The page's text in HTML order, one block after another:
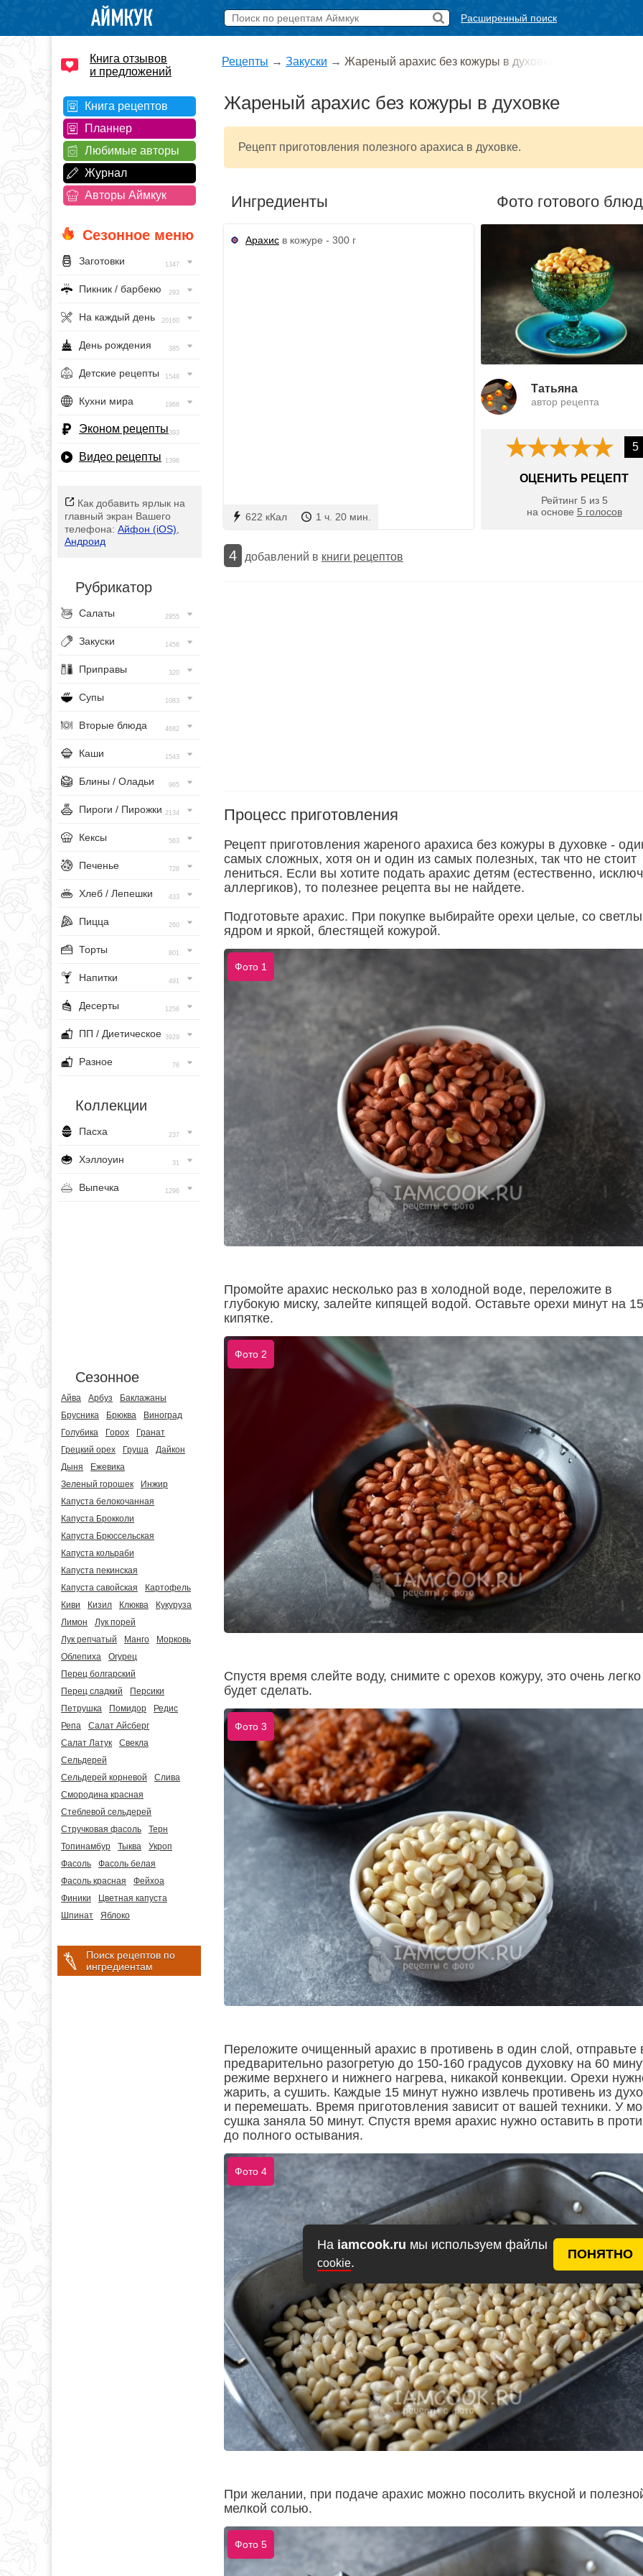
На iamcook.ru мы используем файлы
cookie.
ПОНЯТНО
Расширенный поиск
Книга отзывов
и предложений
Книга рецептов
Планнер
Любимые авторы
Журнал
Авторы Аймкук
Сезонное меню
Заготовки 1347
Пикник / барбекю 293
На каждый день 20160
День рождения 385
Детские рецепты 1548
Кухни мира 1968
Эконом рецепты393
Видео рецепты 1396
Как добавить ярлык на
главный экран Вашего
телефона: Айфон (iOS)
Андроид
Рубрикатор
Салаты 2955
Закуски 1456
Приправы 320
Супы 1083
Вторые блюда 4682
Каши 1543
Блины / Оладьи 965
Пироги / Пирожки 2134
Кексы 563
Печенье 728
Хлеб / Лепешки 433
Пицца 260
Торты 801
Напитки 491
Десерты 1256
ПП / Диетическое 3929
Разное 76
Коллекции
Пасха 237
Хэллоуин 31
Выпечка 1296
Сезонное
Айва Арбуз
Баклажаны
Брусника
Брюква
Виноград
Голубика
Горох
Гранат
Грецкий орех
Груша
Дайкон
Дыня
Ежевика
Зеленый горошек
Инжир
Капуста белокочанная
Капуста Брокколи
Капуста Брюссельская
Капуста кольраби
Капуста пекинская
Капуста савойская
Картофель
Киви
Кизил Клюква
Кукуруза
Лимон
Лук порей
Лук репчатый
Манго
Морковь
Облепиха
Огурец
Перец болгарский
Перец сладкий
Персики
Петрушка
Помидор
Редис
Репа
Салат Айсберг
Салат Латук
Свекла
Сельдерей
Сельдерей корневой
Слива
Смородина красная
Стеблевой сельдерей
Стручковая фасоль
Терн
Топинамбур
Тыква
Укроп
Фасоль
Фасоль белая
Фасоль красная
Фейхоа
Финики
Цветная капуста
Шпинат
Яблоко
Поиск рецептов по
ингредиентам
Рецепты → Закуски → Жареный арахис без кожуры в духовке
Жареный арахис без кожуры в духовке
Рецепт приготовления полезного арахиса в духовке.
Ингредиенты
Арахис в кожуре - 300 г
622 кКал 1 ч. 20 мин.
Фото готового
Татьяна
автор рецепта
5
ОЦЕНИТЬ РЕЦЕПТ
Рейтинг 5 из 5
на основе 5 голосов
4 добавлений в книги рецептов
Процесс приготовления
Рецепт приготовления жареного арахиса без кожуры в духовке -
самых сложных, хотя он и один из самых полезных, так что не стоит
лениться. Если вы хотите подать арахис детям (естественно,
аллергиков), то полезнее рецепта вы не найдете.
Подготовьте арахис. При покупке выбирайте орехи целые, со
ядром и яркой, блестящей кожурой.
Фото 1
Промойте арахис несколько раз в холодной воде, переложите в
глубокую миску, залейте кипящей водой. Оставьте орехи минут на
кипятке.
Фото 2
Спустя время слейте воду, снимите с орехов кожуру, это очень легко
будет сделать.
Фото 3
Переложите очищенный арахис в противень в один слой, отправьте
предварительно разогретую до 150-160 градусов духовку на 60
режиме верхнего и нижнего нагрева, никакой конвекции. Орехи
жарить, а сушить. Каждые 15 минут нужно извлечь противень из
и перемешать. Время приготовления зависит от вашей техники. У
сушка заняла 50 минут. Спустя время арахис нужно оставить в
до полного остывания.
Фото 4
При желании, при подаче арахис можно посолить вкусной и
мелкой солью.
Фото 5